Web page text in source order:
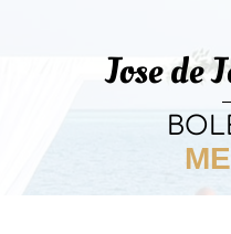
Jose de